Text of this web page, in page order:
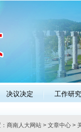
决议决定 工作研究
商南人大网站 > 文章中心 >